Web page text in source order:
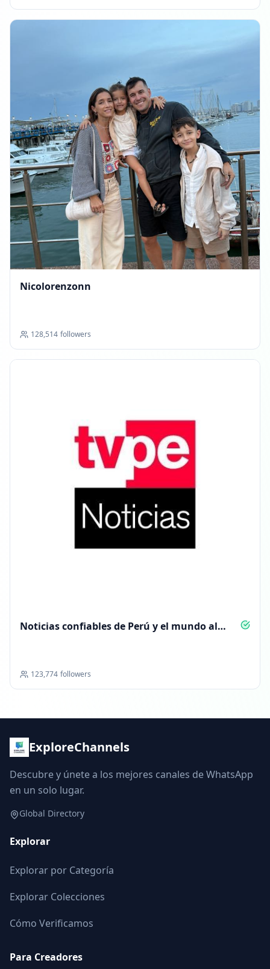
Nicolorenzonn
128,514 followers
Noticias confiables de Perú y el mundo al
123,774 followers
ExploreChannels
Descubre y únete a los mejores canales de WhatsApp
en un solo lugar.
Global Directory
Explorar
Explorar por Categoría
Explorar Colecciones
Cómo Verificamos
Para Creadores